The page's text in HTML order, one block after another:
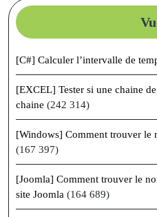
[C#] Calculer l’intervalle de
[EXCEL] Tester si une chaine
chaine (242 314)
[Windows] Comment trouver le
(167 397)
[Joomla] Comment trouver le
site Joomla (164 689)